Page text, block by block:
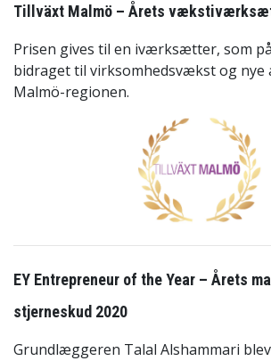
Tillväxt Malmö – Årets
Prisen gives til en iværksætter, som
bidraget til virksomhedsvækst og nye
Malmö-regionen.
EY Entrepreneur of the Year – Årets
stjerneskud 2020
Grundlæggeren Talal Alshammari